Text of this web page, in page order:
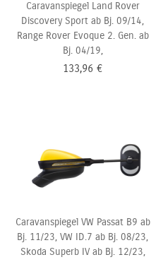
Caravanspiegel Land Rover
Discovery Sport ab Bj. 09/14,
Range Rover Evoque 2. Gen. ab
Bj. 04/19,
133,96 €
Caravanspiegel VW Passat B9 ab
Bj. 11/23, VW ID.7 ab Bj. 08/23,
Skoda Superb IV ab Bj. 12/23,